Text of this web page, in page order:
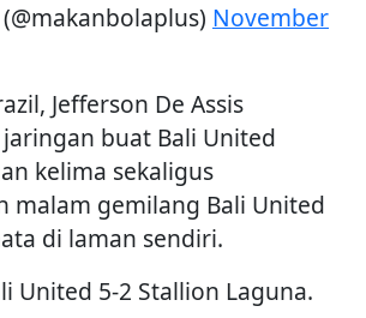
November
Jefferson De Assis
buat Bali United
kelima sekaligus
malam gemilang Bali United
di laman sendiri.
United 5-2 Stallion Laguna.